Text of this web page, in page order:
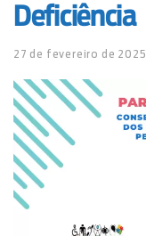
Deficiência
27 de fevereiro de 2025